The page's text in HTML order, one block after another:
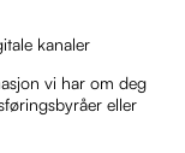
kanaler
vi har om deg
eller